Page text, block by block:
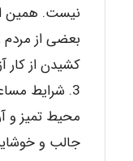
نیست. همین
بعضی از
کشیدن از کار
شرایط
محیط تمیز و
جالب و